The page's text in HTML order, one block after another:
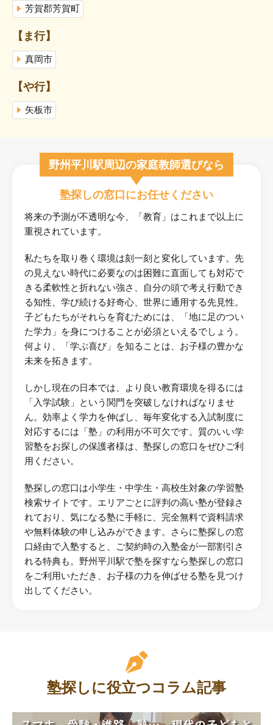
芳賀郡芳賀町
【ま行】
真岡市
【や行】
矢板市
野州平川駅周辺の家庭教師選びなら
塾探しの窓口にお任せください
将来の予測が不透明な今、「教育」はこれまで以上に
重視されています。
私たちを取り巻く環境は刻一刻と変化しています。先
の見えない時代に必要なのは困難に直面しても対応で
きる柔軟性と折れない強さ、自分の頭で考え行動でき
る知性、学び続ける好奇心、世界に通用する先見性。
子どもたちがそれらを育むためには、「地に足のつい
た学力」を身につけることが必須といえるでしょう。
何より、「学ぶ喜び」を知ることは、お子様の豊かな
未来を拓きます。
しかし現在の日本では、より良い教育環境を得るには
「入学試験」という関門を突破しなければなりませ
ん。効率よく学力を伸ばし、毎年変化する入試制度に
対応するには「塾」の利用が不可欠です。質のいい学
習塾をお探しの保護者様は、塾探しの窓口をぜひご利
用ください。
塾探しの窓口は小学生・中学生・高校生対象の学習塾
検索サイトです。エリアごとに評判の高い塾が登録さ
れており、気になる塾に手軽に、完全無料で資料請求
や無料体験の申し込みができます。さらに塾探しの窓
口経由で入塾すると、ご契約時の入塾金が一部割引さ
れる特典も。野州平川駅で塾を探すなら塾探しの窓口
をご利用いただき、お子様の力を伸ばせる塾を見つけ
出してください。
塾探しに役立つコラム記事